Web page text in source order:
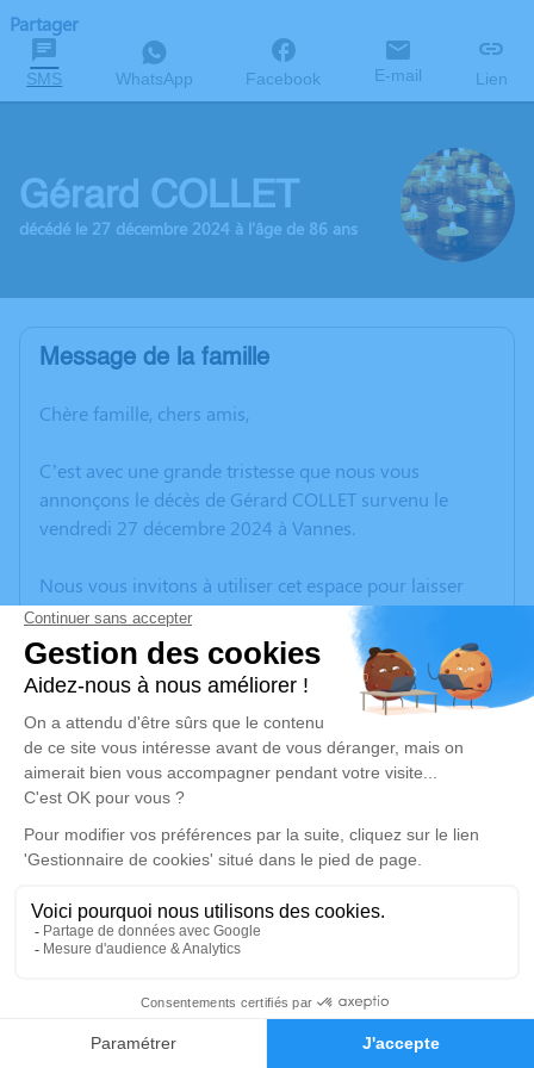
Faire-part Hommages
Partager
SMS WhatsApp Facebook E-mail Lien
Gérard COLLET
décédé le 27 décembre 2024 à l'âge de 86 ans
Message de la famille
Chère famille, chers amis,
C’est avec une grande tristesse que nous vous
annonçons le décès de Gérard COLLET survenu le
vendredi 27 décembre 2024 à Vannes.
Nous vous invitons à utiliser cet espace pour laisser
vos condoléances, partager des photos souvenirs, une
anecdote ou exprimer vos pensées à travers des
poèmes ou des textes. Cet endroit est un lieu
d'expression dédié à honorer la mémoire de Gérard
COLLET.
Un service de plantation d’arbre hommage est
disponible ici.
Je rends hommage
Cérémonie religieuse
Église de Saint Philibert
56470 Saint Philibert